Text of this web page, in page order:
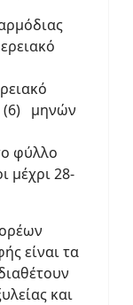
μηνών
φύλλο
μέχρι 28-
είναι τα
και